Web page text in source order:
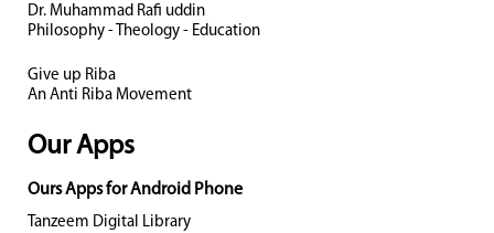
Dr. Muhammad Rafi uddin
Philosophy - Theology - Education
Give up Riba
An Anti Riba Movement
Our Apps
Ours Apps for Android Phone
Tanzeem Digital Library